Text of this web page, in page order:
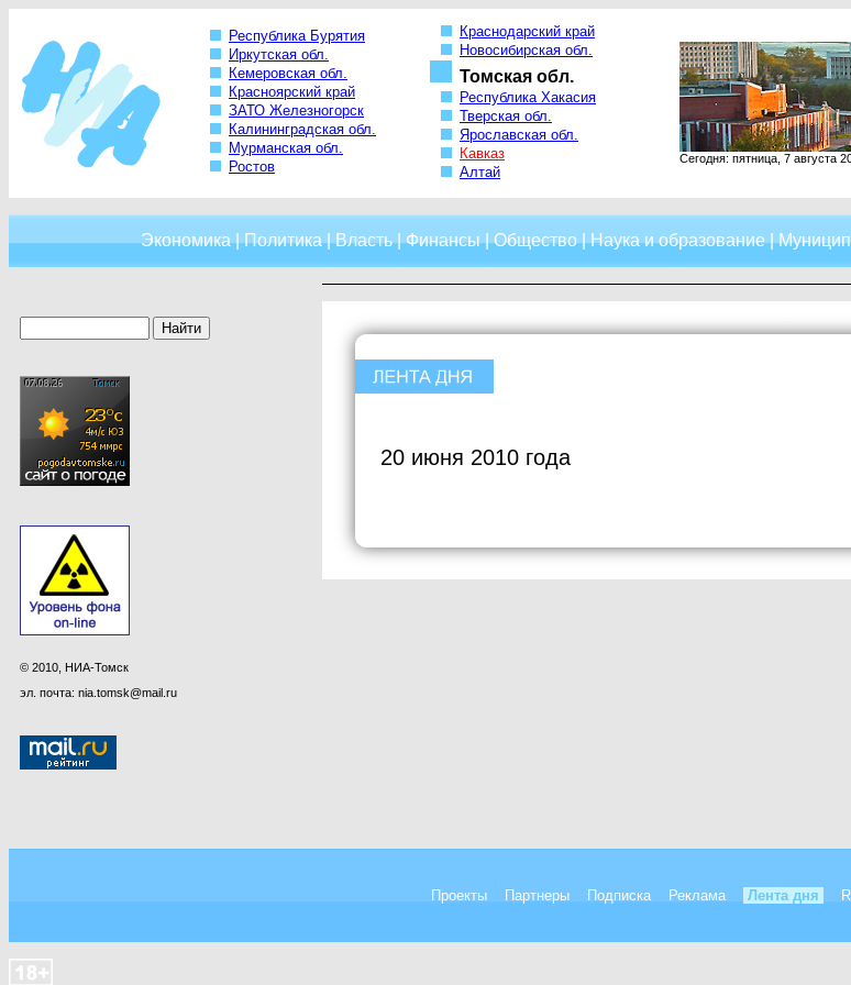
Республика Бурятия
Иркутская обл.
Кемеровская обл.
Красноярский край
ЗАТО Железногорск
Калининградская обл.
Мурманская обл.
Ростов
Краснодарский край
Новосибирская обл.
Томская обл.
Республика Хакасия
Тверская обл.
Ярославская обл.
Кавказ
Алтай
Сегодня: пятница, 7 августа
Экономика|Политика|Власть|Финансы|Общество|Наука и образование|
© 2010, НИА-Томск
эл. почта: nia.tomsk@mail.ru
20 июня 2010 года
Проекты Партнеры Подписка Реклама Лента дня